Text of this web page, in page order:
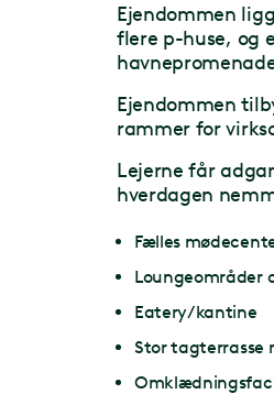
Ejendommen
flere p-huse, og
Ejendommen
rammer for
Lejerne får
hverdagen
Fælles
Loungeområder
Eatery/kantine
Stor tagterrasse